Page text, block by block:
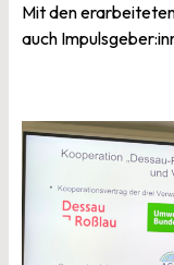
Mit den
auch